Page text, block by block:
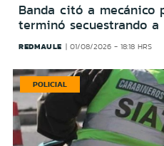
Banda citó a
terminó secuestrando
REDMAULE 01/08/2026 - 18:18 HRS
POLICIAL